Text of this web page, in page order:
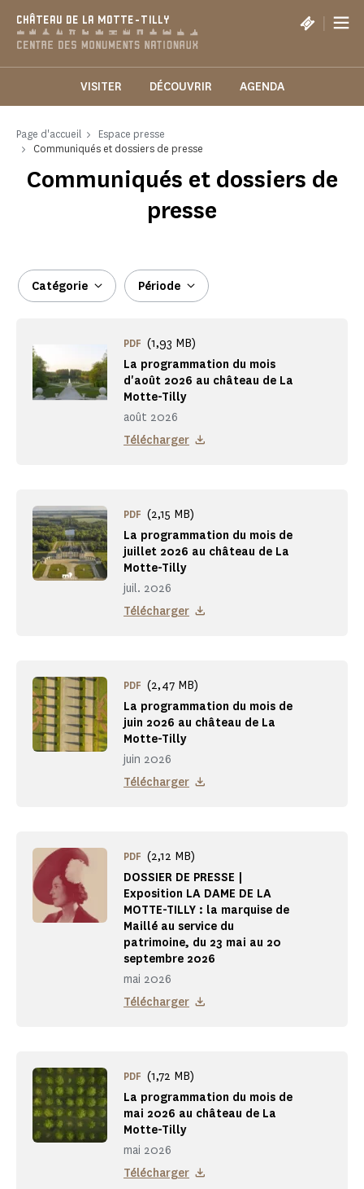
CHÂTEAU DE LA MOTTE-TILLY |
VISITER DÉCOUVRIR AGENDA
Page d'accueil
Espace presse
Communiqués et dossiers de presse
Communiqués et dossiers de
presse
Catégorie Période
La programmation du mois
d'août 2026 au château de La
Motte-Tilly
août 2026
PDF (1,93 MB)
Télécharger
La programmation du mois de
juillet 2026 au château de La
Motte-Tilly
juil. 2026
PDF (2,15 MB)
Télécharger
La programmation du mois de
juin 2026 au château de La
Motte-Tilly
juin 2026
PDF (2,47 MB)
Télécharger
DOSSIER DE PRESSE |
Exposition LA DAME DE LA
MOTTE-TILLY : la marquise de
Maillé au service du
patrimoine, du 23 mai au 20
septembre 2026
mai 2026
PDF (2,12 MB)
Télécharger
La programmation du mois de
mai 2026 au château de La
Motte-Tilly
mai 2026
PDF (1,72 MB)
Télécharger